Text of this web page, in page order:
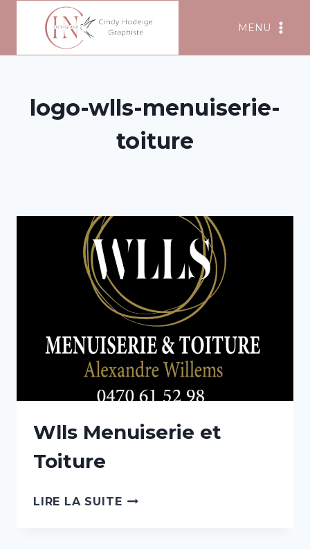
contenu
MENU
logo-wlls-menuiserie-
toiture
Wlls Menuiserie et
Toiture
LIRE LA SUITEWLLS